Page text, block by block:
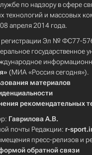
по надзору в сфере
технологий и массовых
апреля 2014 года.
регистрации Эл № ФС77-
государственное
(МИА «Россия сегодня»).
материалов
рекомендательных
Гаврилова А.В.
почты Редакции: r-
пресс-релизов и
обратной связи